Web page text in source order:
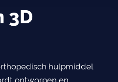
3D
hulpmiddel
ontworpen en